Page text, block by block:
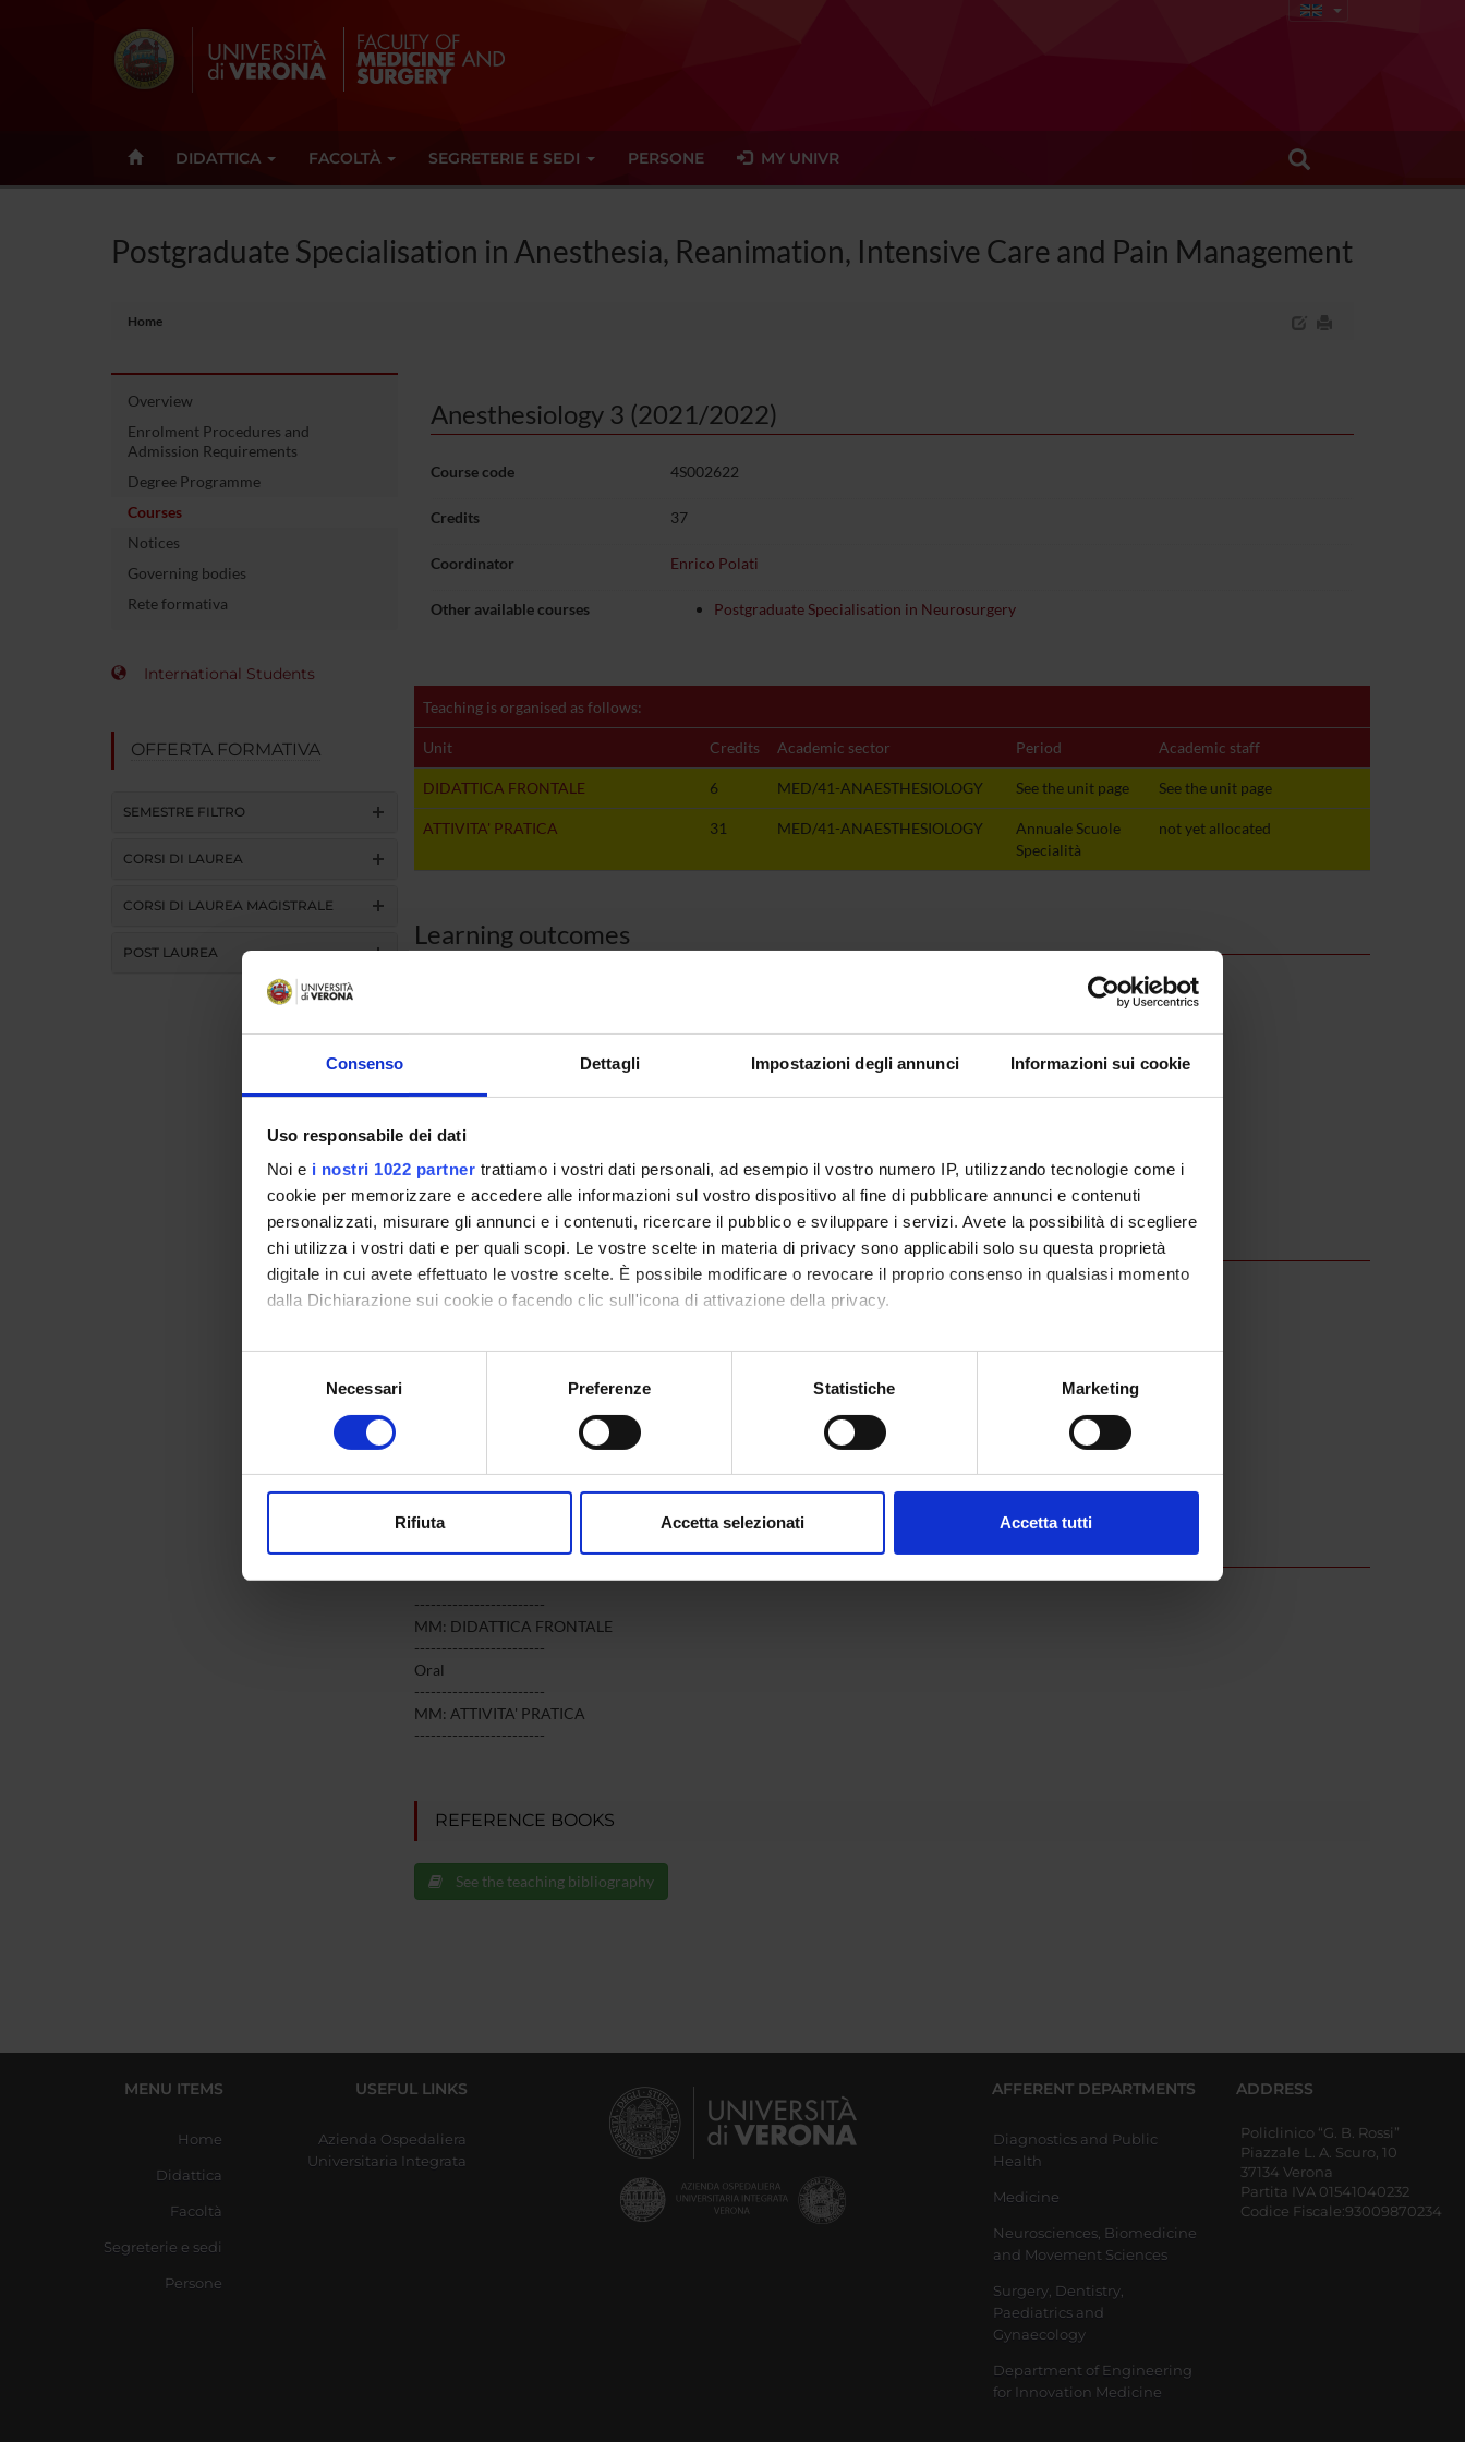
Consenso Dettagli Impostazioni degli annunci Informazioni sui cookie
Uso responsabile dei dati
Noi e i nostri 1022 partner trattiamo i vostri dati personali, ad esempio il vostro numero IP, utilizzando tecnologie come i
cookie per memorizzare e accedere alle informazioni sul vostro dispositivo al fine di pubblicare annunci e contenuti
personalizzati, misurare gli annunci e i contenuti, ricercare il pubblico e sviluppare i servizi. Avete la possibilità di scegliere
chi utilizza i vostri dati e per quali scopi. Le vostre scelte in materia di privacy sono applicabili solo su questa proprietà
digitale in cui avete effettuato le vostre scelte. È possibile modificare o revocare il proprio consenso in qualsiasi momento
dalla Dichiarazione sui cookie o facendo clic sull'icona di attivazione della privacy.
Con il tuo consenso, vorremmo anche:
raccogliere informazioni sulla tua posizione geografica, con un'approssimazione di qualche metro,
digitali).
modificare o ritirare il tuo consenso in qualsiasi momento dalla Dichiarazione sui cookie.
che hanno raccolto dal tuo utilizzo dei loro servizi.
Necessari Preferenze Statistiche Marketing
Rifiuta Accetta selezionati Accetta tutti
DIDATTICA FACOLTÀ SEGRETERIE E SEDI PERSONE MY UNIVR
Postgraduate Specialisation in Anesthesia, Reanimation, Intensive Care and Pain Management
Home
Overview
Enrolment Procedures and
Admission Requirements
Degree Programme
Courses
Notices
Governing bodies
Rete formativa
International Students
OFFERTA FORMATIVA
SEMESTRE FILTRO
CORSI DI LAUREA
CORSI DI LAUREA MAGISTRALE
POST LAUREA
Anesthesiology 3 (2021/2022)
Course code 4S002622
Credits 37
Coordinator Enrico Polati
Other available courses Postgraduate Specialisation in Neurosurgery
Teaching is organised as follows:
Unit Credits Academic sector Period Academic staff
DIDATTICA FRONTALE 6 MED/41-ANAESTHESIOLOGY See the unit page See the unit page
ATTIVITA' PRATICA 31 MED/41-ANAESTHESIOLOGY
Annuale Scuole
Specialità
not yet allocated
Learning outcomes
------------------------
MM: ATTIVITA' PRATICA
Syllabus
------------------------
Assessment methods and criteria
------------------------
MM: DIDATTICA FRONTALE
------------------------
Oral
------------------------
MM: ATTIVITA' PRATICA
------------------------
REFERENCE BOOKS
See the teaching bibliography
MENU ITEMS
Home
Didattica
Facoltà
Segreterie e sedi
Persone
USEFUL LINKS
Azienda Ospedaliera
Universitaria Integrata
AFFERENT DEPARTMENTS
Diagnostics and Public
Health
Medicine
Neurosciences, Biomedicine
and Movement Sciences
Surgery, Dentistry,
Paediatrics and
Gynaecology
Department of Engineering
for Innovation Medicine
ADDRESS
Policlinico “G. B. Rossi”
Piazzale L. A. Scuro, 10
37134 Verona
Partita IVA 01541040232
Codice Fiscale:93009870234